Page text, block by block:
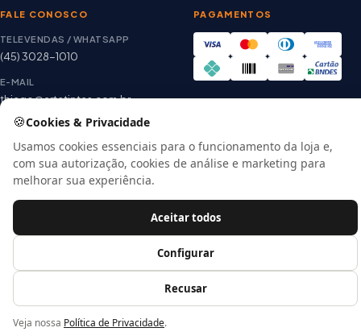
FALE CONOSCO
TELEVENDAS / WHATSAPP
(45) 3028-1010
E-MAIL
thiago@artetintas.com.br
HORÁRIO
Seg. a Sex. 8h às 18h
Sábado 8h às 12h
PAGAMENTOS
© 2026 Arte Tintas · CNPJ 00.057.118/0001-56
E-commerce por
🍪Cookies & Privacidade
Usamos cookies essenciais para o funcionamento da loja e,
com sua autorização, cookies de análise e marketing para
melhorar sua experiência.
Recusar
Configurar
Aceitar todos
Veja nossa Política de Privacidade.